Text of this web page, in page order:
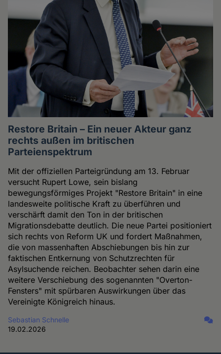
Restore Britain – Ein neuer Akteur ganz
rechts außen im britischen
Parteienspektrum
Mit der offiziellen Parteigründung am 13. Februar
versucht Rupert Lowe, sein bislang
bewegungsförmiges Projekt "Restore Britain" in eine
landesweite politische Kraft zu überführen und
verschärft damit den Ton in der britischen
Migrationsdebatte deutlich. Die neue Partei positioniert
sich rechts von Reform UK und fordert Maßnahmen,
die von massenhaften Abschiebungen bis hin zur
faktischen Entkernung von Schutzrechten für
Asylsuchende reichen. Beobachter sehen darin eine
weitere Verschiebung des sogenannten "Overton-
Fensters" mit spürbaren Auswirkungen über das
Vereinigte Königreich hinaus.
Sebastian Schnelle
19.02.2026